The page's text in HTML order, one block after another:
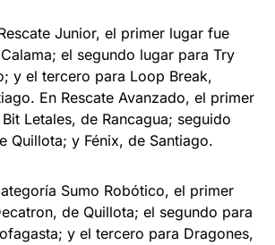
Junior, el primer lugar fue
el segundo lugar para Try
y el tercero para Loop Break,
En Rescate Avanzado, el primer
Letales, de Rancagua; seguido
Quillota; y Fénix, de Santiago.
Sumo Robótico, el primer
de Quillota; el segundo para
y el tercero para Dragones,